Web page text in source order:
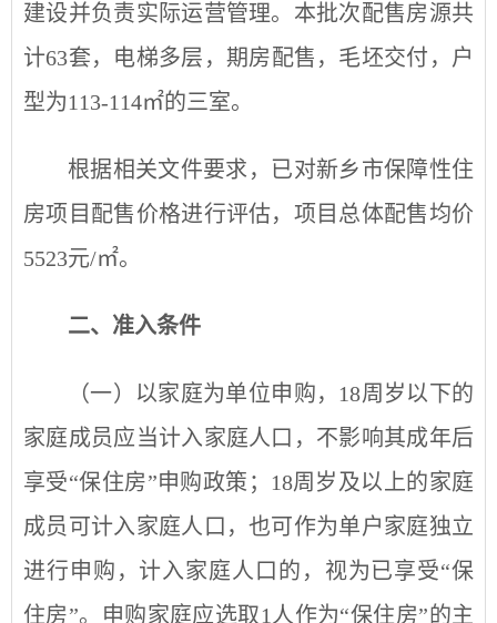
建设并负责实际运营管理。 本批次配售房源共
计63套， 电梯多层 ， 期房配售，毛坯交付，户
型为113-1 14㎡的三室。
根据相关文件要求，已对新乡市保障性住
房项目配售价格进行评估，项目总体配售均价
5523元/㎡。
二、准入条件
（一）以家庭为单位申购，18周岁以下的
家庭成员应当计入家庭人口，不影响其成年后
享受“保住房”申购政策；18周岁及以上的家庭
成员可计入家庭人口，也可作为单户家庭独立
进行申购，计入家庭人口的，视为已享受“保
住房”。申购家庭应选取1人作为“保住房”的主